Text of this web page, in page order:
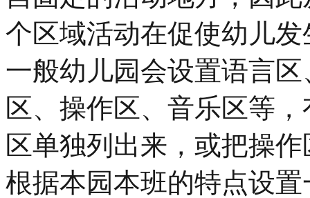
个区域活动在促使幼儿
一般幼儿园会设置语言
区、操作区、音乐区等
区单独列出来，或把操
根据本园本班的特点设